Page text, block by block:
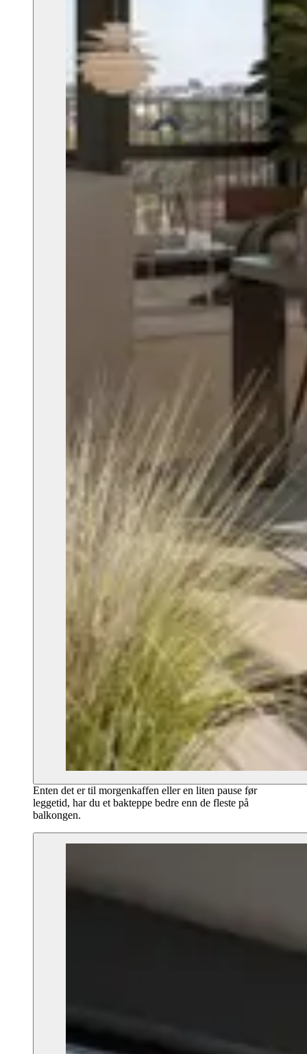
Enten det er til morgenkaffen eller en liten pause før
leggetid, har du et bakteppe bedre enn de fleste på
balkongen.